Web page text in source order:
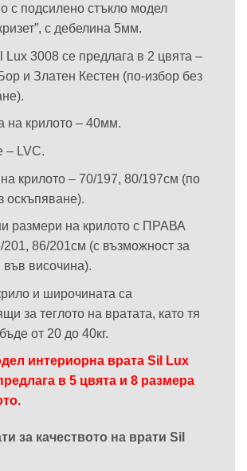
с подсилено стъкло модел
с дебелина 5мм.
Lux 3008 се предлага в 2 цвята –
и Златен Кестен (по-избор без
на крилото – 40мм.
– LVC.
крилото – 70/197, 80/197см (по
оскъпяване).
размери на крилото с ПРАВА
201, 86/201см (с възможност за
във височина).
и широчината са
за теглото на вратата, като тя
от 20 до 40кг.
интериорна врата Sil Lux
в 5 цвята и 8 размера
за качеството на врати Sil